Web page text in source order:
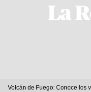
Volcán de Fuego: Conoce los